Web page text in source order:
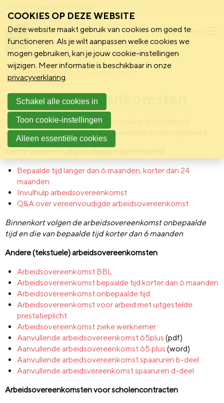
Menu
Schoonmakend Nederland
Arbeidsovereenkomsten
Speciaal voor leden heeft Schoonmakend Nederland
verschillende voorbeeld arbeidsovereenkomsten gemaakt.
Bepaalde tijd langer dan 6 maanden, korter dan 24
maanden
Invulhulp arbeidsovereenkomst
Q&A over vereenvoudigde arbeidsovereenkomst
Binnenkort volgen de arbeidsovereenkomst onbepaalde
tijd en die van bepaalde tijd korter dan 6 maanden
Andere (tekstuele) arbeidsovereenkomsten
Arbeidsovereenkomst BBL
Arbeidsovereenkomst bepaalde tijd korter dan 6 maanden
Arbeidsovereenkomst onbepaalde tijd
Arbeidsovereenkomst voor arbeid met uitgestelde
prestatieplicht
Arbeidsovereenkomst zieke werknemer
Aanvullende arbeidsovereenkomst 65plus (pdf)
Aanvullende arbeidsovereenkomst 65 plus (word)
Aanvullende arbeidsovereenkomst spaaruren b-deel
Aanvullende arbeidsvereenkomst spaaruren d-deel
Arbeidsovereenkomsten voor scholencontracten
COOKIES OP DEZE WEBSITE
Deze website maakt gebruik van cookies om goed te
functioneren. Als je wilt aanpassen welke cookies we
mogen gebruiken, kan je jouw cookie-instellingen
wijzigen. Meer informatie is beschikbaar in onze
privacyverklaring.
Schakel alle cookies in
Toon cookie-instellingen
Alleen essentiële cookies